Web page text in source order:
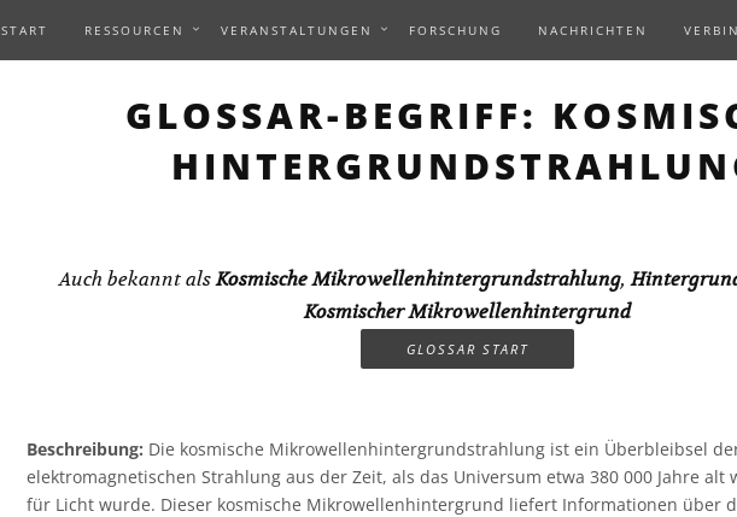
START RESSOURCEN VERANSTALTUNGEN FORSCHUNG NACHRICHTEN
GLOSSAR-BEGRIFF:
Auch bekannt alsKosmische Mikrowellenhintergrundstrahlung,
Kosmischer Mikrowellenhintergrund
GLOSSAR START
Beschreibung: Die kosmische Mikrowellenhintergrundstrahlung ist ein Überbleibsel
elektromagnetischen Strahlung aus der Zeit, als das Universum etwa 380 000 Jahre alt
für Licht wurde. Dieser kosmische Mikrowellenhintergrund liefert Informationen über